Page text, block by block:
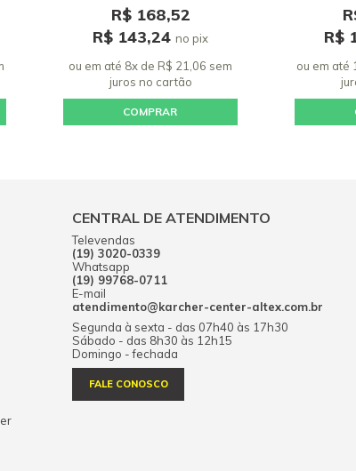
R$ 168,52
R$ 143,24 no pix
ou em até 8x de R$ 21,06 sem
juros no cartão
COMPRAR
R$
ou em até
CENTRAL DE ATENDIMENTO
Televendas
(19) 3020-0339
Whatsapp
(19) 99768-0711
E-mail
atendimento@karcher-center-altex.com.br
Segunda à sexta - das 07h40 às 17h30
Sábado - das 8h30 às 12h15
Domingo - fechada
FALE CONOSCO